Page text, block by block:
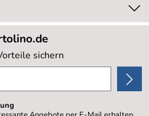
sichern